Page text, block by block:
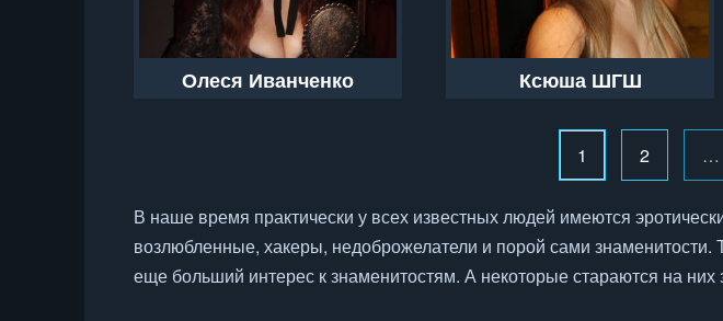
Олеся Иванченко Ксюша ШГШ
1 2 …
В наше время практически у всех известных людей имеются
возлюбленные, хакеры, недоброжелатели и порой сами
еще больший интерес к знаменитостям. А некоторые стараются на